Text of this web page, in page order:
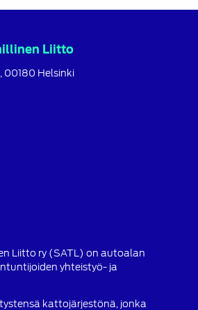
Liitto
00180 Helsinki
Liitto ry (SATL) on autoalan
yhteistyö- ja
kattojärjestönä, jonka